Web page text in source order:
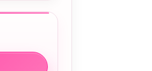
Radiance Nocturnal Balm số